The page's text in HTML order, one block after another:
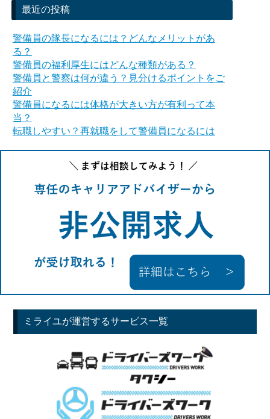
最近の投稿
警備員の隊長になるには？どんなメリットがあ
る？
警備員の福利厚生にはどんな種類がある？
警備員と警察は何が違う？見分けるポイントをご
紹介
警備員になるには体格が大きい方が有利って本
当？
転職しやすい？再就職をして警備員になるには
ミライユが運営するサービス一覧